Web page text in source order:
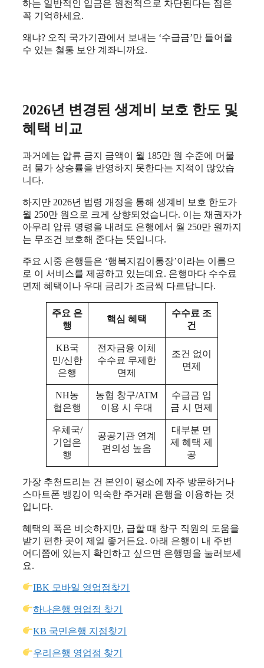
하는 일반적인 입금은 원천적으로 차단된다는 점은
꼭 기억하세요.
왜냐? 오직 국가기관에서 보내는 ‘수급금’만 들어올
수 있는 철통 보안 계좌니까요.
2026년 변경된 생계비 보호 한도 및
혜택 비교
과거에는 압류 금지 금액이 월 185만 원 수준에 머물
러 물가 상승률을 반영하지 못한다는 지적이 많았습
니다.
하지만 2026년 법령 개정을 통해 생계비 보호 한도가
월 250만 원으로 크게 상향되었습니다. 이는 채권자가
아무리 압류 명령을 내려도 은행에서 월 250만 원까지
는 무조건 보호해 준다는 뜻입니다.
주요 시중 은행들은 ‘행복지킴이통장’이라는 이름으
로 이 서비스를 제공하고 있는데요. 은행마다 수수료
면제 혜택이나 우대 금리가 조금씩 다르답니다.
주요 은
행
핵심 혜택
수수료 조
건
KB국
민/신한
은행
전자금융 이체
수수료 무제한
면제
조건 없이
면제
NH농
협은행
농협 창구/ATM
이용 시 우대
수급금 입
금 시 면제
우체국/
기업은
행
공공기관 연계
편의성 높음
대부분 면
제 혜택 제
공
가장 추천드리는 건 본인이 평소에 자주 방문하거나
스마트폰 뱅킹이 익숙한 주거래 은행을 이용하는 것
입니다.
혜택의 폭은 비슷하지만, 급할 때 창구 직원의 도움을
받기 편한 곳이 제일 좋거든요. 아래 은행이 내 주변
어디쯤에 있는지 확인하고 싶으면 은행명을 눌러보세
요.
IBK 모바일 영업점찾기
하나은행 영업점 찾기
KB 국민은행 지점찾기
우리은행 영업점 찾기